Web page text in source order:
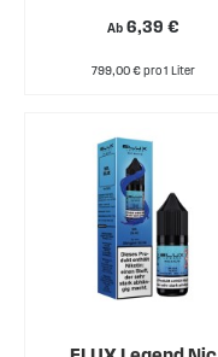
Ab 6,39 €
799,00 € pro 1 Liter